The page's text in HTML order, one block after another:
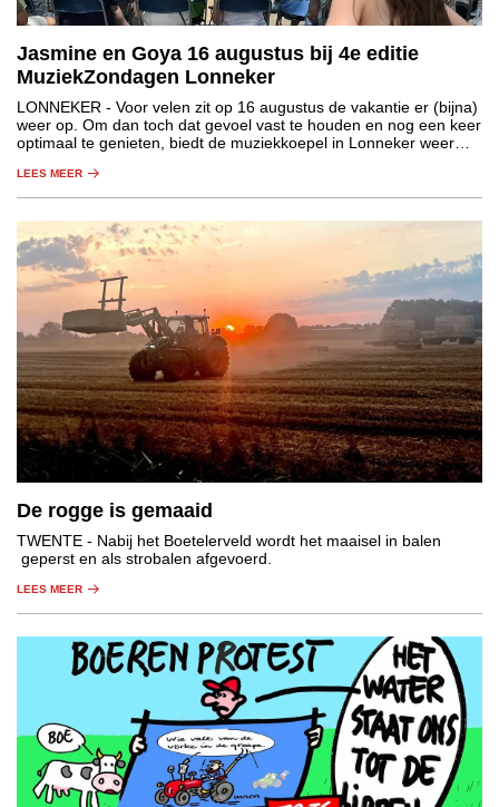
Jasmine en Goya 16 augustus bij 4e editie
MuziekZondagen Lonneker
LONNEKER - Voor velen zit op 16 augustus de vakantie er (bijna)
weer op. Om dan toch dat gevoel vast te houden en nog een keer
optimaal te genieten, biedt de muziekkoepel in Lonneker weer
LEES MEER
De rogge is gemaaid
TWENTE - Nabij het Boetelerveld wordt het maaisel in balen
geperst en als strobalen afgevoerd.
LEES MEER